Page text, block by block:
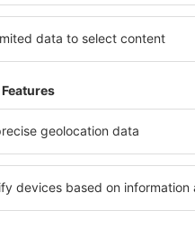
un motor de căutare.
in și check-out. După ce
de căutare va afișa
Filtrarea rezultatelor în
stele, evaluările
de anulare gratuită
veți putea găsi cazare în
de nevoile
sau un pachet